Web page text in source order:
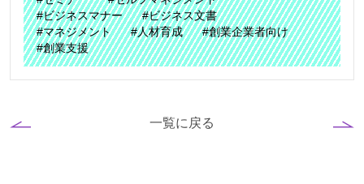
#ビジネスマナー
#ビジネス文書
#マネジメント
#人材育成
#創業企業者向け
#創業支援
一覧に戻る